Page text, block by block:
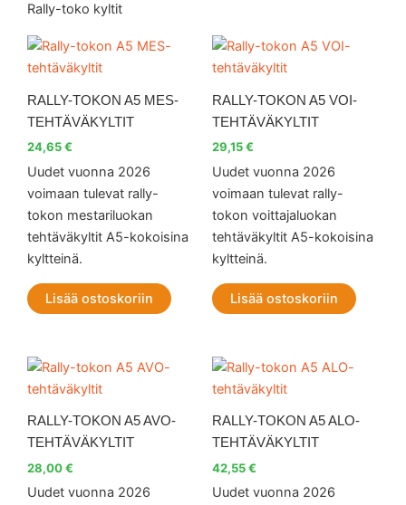
Rally-toko kyltit
RALLY-TOKON A5 MES-
TEHTÄVÄKYLTIT
24,65€
Uudet vuonna 2026
voimaan tulevat rally-
tokon mestariluokan
tehtäväkyltit A5-kokoisina
kyltteinä.
Lisää ostoskoriin
RALLY-TOKON A5 VOI-
TEHTÄVÄKYLTIT
29,15€
Uudet vuonna 2026
voimaan tulevat rally-
tokon voittajaluokan
tehtäväkyltit A5-kokoisina
kyltteinä.
Lisää ostoskoriin
RALLY-TOKON A5 AVO-
TEHTÄVÄKYLTIT
28,00€
Uudet vuonna 2026
RALLY-TOKON A5 ALO-
TEHTÄVÄKYLTIT
42,55€
Uudet vuonna 2026